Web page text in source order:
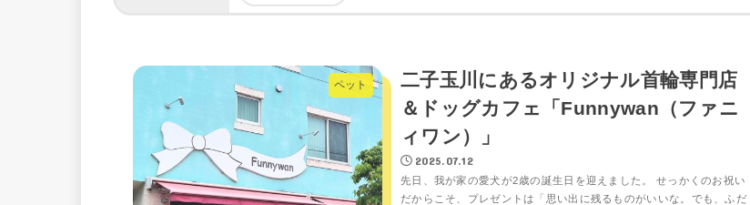
ペット
二子玉川にあるオリジナル首輪専門店
＆ドッグカフェ「Funnywan（ファニ
ィワン）」
2025.07.12
先日、我が家の愛犬が2歳の誕生日を迎えました。 せっかくのお祝い
だからこそ、プレゼントは「思い出に残るものがいいな。でも、ふだ